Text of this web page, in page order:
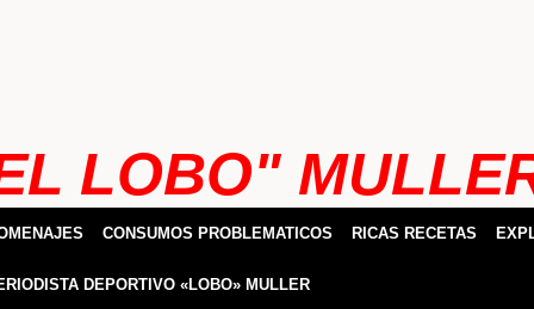
LOBO"
CONSUMOS PROBLEMATICOS RICAS RECETAS
DEPORTIVO «LOBO» MULLER